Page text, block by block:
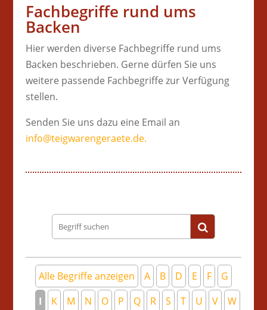
Fachbegriffe rund ums
Backen
Hier werden diverse Fachbegriffe rund ums
Backen beschrieben. Gerne dürfen Sie uns
weitere passende Fachbegriffe zur Verfügung
stellen.
Senden Sie uns dazu eine Email an
info@teigwarengeraete.de.
Begriff
suchen
Alle Begriffe anzeigen A B D E F
G
I
K M N O P Q R S T U V
W